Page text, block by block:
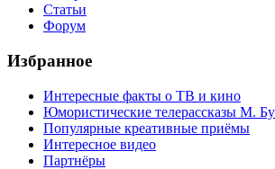
Статьи
Форум
Избранное
Интересные факты о ТВ и кино
Юмористические телерассказы М.
Популярные креативные приёмы
Интересное видео
Партнёры